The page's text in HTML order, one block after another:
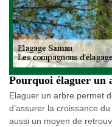
Pourquoi élaguer un
Elaguer un arbre permet
d’assurer la croissance
aussi un moyen de